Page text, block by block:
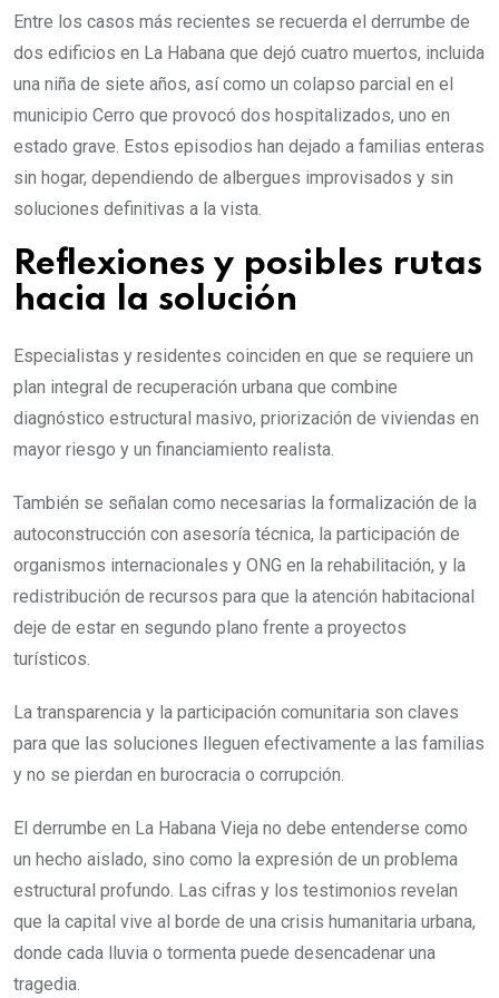
Entre los casos más recientes se recuerda el derrumbe de
dos edificios en La Habana que dejó cuatro muertos, incluida
una niña de siete años, así como un colapso parcial en el
municipio Cerro que provocó dos hospitalizados, uno en
estado grave. Estos episodios han dejado a familias enteras
sin hogar, dependiendo de albergues improvisados y sin
soluciones definitivas a la vista.
Reflexiones y posibles rutas
hacia la solución
Especialistas y residentes coinciden en que se requiere un
plan integral de recuperación urbana que combine
diagnóstico estructural masivo, priorización de viviendas en
mayor riesgo y un financiamiento realista.
También se señalan como necesarias la formalización de la
autoconstrucción con asesoría técnica, la participación de
organismos internacionales y ONG en la rehabilitación, y la
redistribución de recursos para que la atención habitacional
deje de estar en segundo plano frente a proyectos
turísticos.
La transparencia y la participación comunitaria son claves
para que las soluciones lleguen efectivamente a las familias
y no se pierdan en burocracia o corrupción.
El derrumbe en La Habana Vieja no debe entenderse como
un hecho aislado, sino como la expresión de un problema
estructural profundo. Las cifras y los testimonios revelan
que la capital vive al borde de una crisis humanitaria urbana,
donde cada lluvia o tormenta puede desencadenar una
tragedia.